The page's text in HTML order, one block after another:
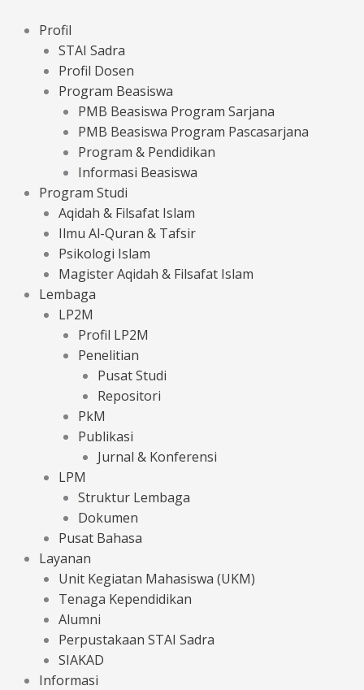
Profil
STAI Sadra
Profil Dosen
Program Beasiswa
PMB Beasiswa Program Sarjana
PMB Beasiswa Program Pascasarjana
Program & Pendidikan
Informasi Beasiswa
Program Studi
Aqidah & Filsafat Islam
Ilmu Al-Quran & Tafsir
Psikologi Islam
Magister Aqidah & Filsafat Islam
Lembaga
LP2M
Profil LP2M
Penelitian
Pusat Studi
Repositori
PkM
Publikasi
Jurnal & Konferensi
LPM
Struktur Lembaga
Dokumen
Pusat Bahasa
Layanan
Unit Kegiatan Mahasiswa (UKM)
Tenaga Kependidikan
Alumni
Perpustakaan STAI Sadra
SIAKAD
Informasi